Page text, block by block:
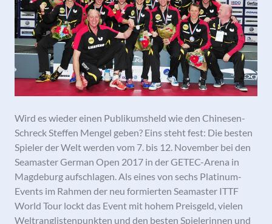
Wird es wieder einen Publikumsheld wie den Chinesen-
Schreck Steffen Mengel geben? Eins steht fest: Die besten
Spieler der Welt werden vom 7. bis 12. November bei den
Seamaster German Open 2017 in der GETEC-Arena in
Magdeburg aufschlagen. Als eines von sechs Platinum-
Events im Rahmen der neu formierten Seamaster ITTF
World Tour lockt das Event mit hohem Preisgeld, vielen
Weltranglistenpunkten und den besten Spielerinnen und